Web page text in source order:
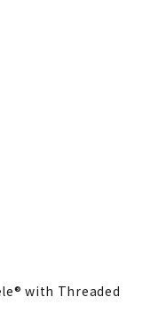
with Threaded